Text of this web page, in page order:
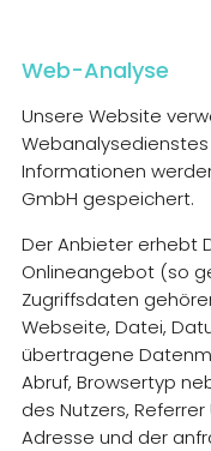
Web-Analyse
Unsere Website
Informationen
GmbH gespeichert.
Der Anbieter erhebt
Onlineangebot (so
Zugriffsdaten
Webseite, Datei,
übertragene
Abruf, Browsertyp
des Nutzers,
Adresse und der